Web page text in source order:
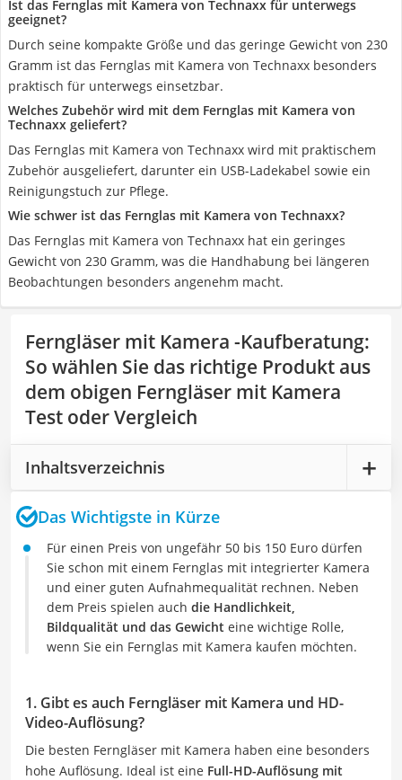
Ist das Fernglas mit Kamera von Technaxx für unterwegs
geeignet?
Durch seine kompakte Größe und das geringe Gewicht von 230
Gramm ist das Fernglas mit Kamera von Technaxx besonders
praktisch für unterwegs einsetzbar.
Welches Zubehör wird mit dem Fernglas mit Kamera von
Technaxx geliefert?
Das Fernglas mit Kamera von Technaxx wird mit praktischem
Zubehör ausgeliefert, darunter ein USB-Ladekabel sowie ein
Reinigungstuch zur Pflege.
Wie schwer ist das Fernglas mit Kamera von Technaxx?
Das Fernglas mit Kamera von Technaxx hat ein geringes
Gewicht von 230 Gramm, was die Handhabung bei längeren
Beobachtungen besonders angenehm macht.
Ferngläser mit Kamera -Kaufberatung:
So wählen Sie das richtige Produkt aus
dem obigen Ferngläser mit Kamera
Test oder Vergleich
Inhaltsverzeichnis
Das Wichtigste in Kürze
Für einen Preis von ungefähr 50 bis 150 Euro dürfen
Sie schon mit einem Fernglas mit integrierter Kamera
und einer guten Aufnahmequalität rechnen. Neben
dem Preis spielen auch die Handlichkeit,
Bildqualität und das Gewicht eine wichtige Rolle,
wenn Sie ein Fernglas mit Kamera kaufen möchten.
1. Gibt es auch Ferngläser mit Kamera und HD-
Video-Auflösung?
Die besten Ferngläser mit Kamera haben eine besonders
hohe Auflösung. Ideal ist eine Full-HD-Auflösung mit